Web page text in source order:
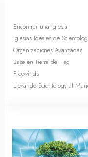
Encontrar una Iglesia
Iglesias Ideales de
Organizaciones Avanzadas
Base en Tierra de Flag
Freewinds
Llevando Scientology al